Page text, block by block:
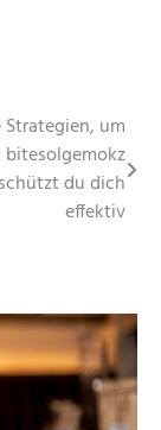
Strategien, um
du dich
effektiv